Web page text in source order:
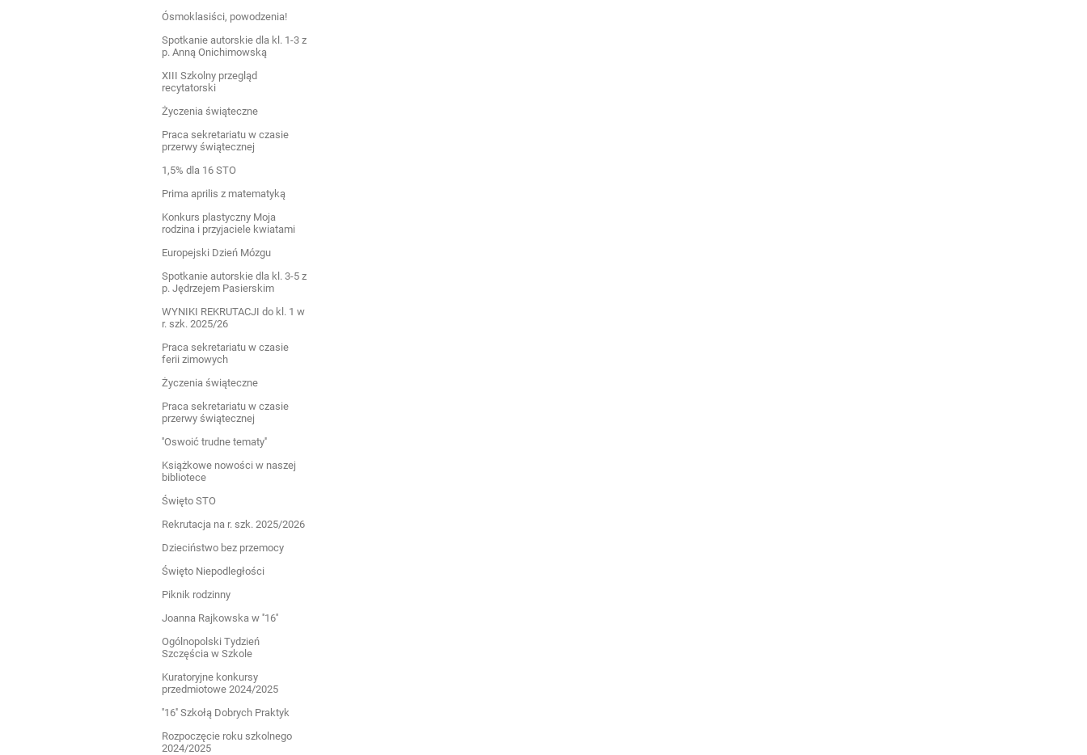
Ósmoklasiści, powodzenia!
Spotkanie autorskie dla kl. 1-3 z
p. Anną Onichimowską
XIII Szkolny przegląd
recytatorski
Życzenia świąteczne
Praca sekretariatu w czasie
przerwy świątecznej
1,5% dla 16 STO
Prima aprilis z matematyką
Konkurs plastyczny Moja
rodzina i przyjaciele kwiatami
Europejski Dzień Mózgu
Spotkanie autorskie dla kl. 3-5 z
p. Jędrzejem Pasierskim
WYNIKI REKRUTACJI do kl. 1 w
r. szk. 2025/26
Praca sekretariatu w czasie
ferii zimowych
Życzenia świąteczne
Praca sekretariatu w czasie
przerwy świątecznej
''Oswoić trudne tematy''
Książkowe nowości w naszej
bibliotece
Święto STO
Rekrutacja na r. szk. 2025/2026
Dzieciństwo bez przemocy
Święto Niepodległości
Piknik rodzinny
Joanna Rajkowska w ''16''
Ogólnopolski Tydzień
Szczęścia w Szkole
Kuratoryjne konkursy
przedmiotowe 2024/2025
''16'' Szkołą Dobrych Praktyk
Rozpoczęcie roku szkolnego
2024/2025